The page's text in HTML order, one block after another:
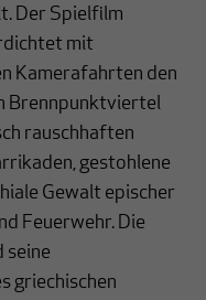
Der Spielfilm
mit
Kamerafahrten den
Brennpunktviertel
rauschhaften
gestohlene
Gewalt epischer
Feuerwehr. Die
seine
griechischen